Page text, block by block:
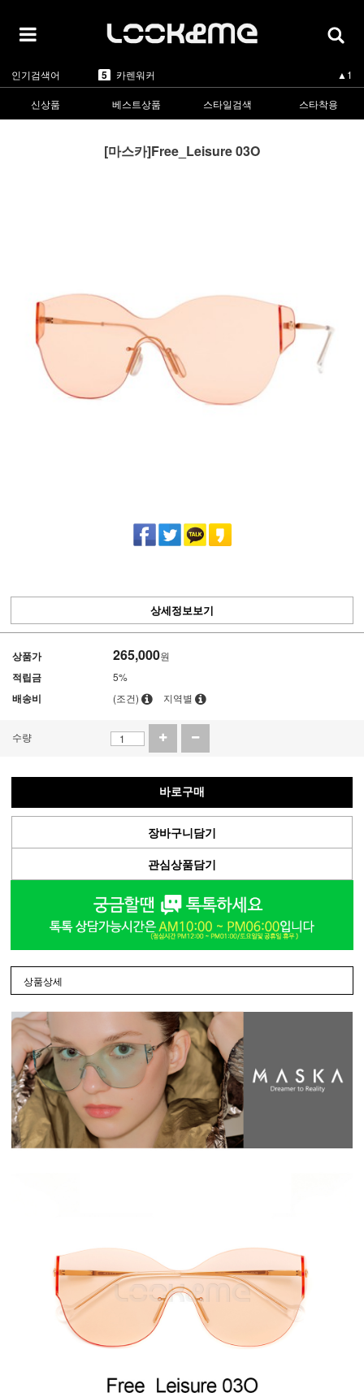
인기검색어
2 마스카 ▲3
3 린드버그 ▼-2
5
1 라피스센시블레
▲3
신상품
베스트상품 스타일검색 스타착용
[마스카]Free_Leisure 03O
상세정보보기
상품가 265,000원
적립금 5%
배송비 (조건) 지역별
수량
바로구매
장바구니담기
관심상품담기
상품상세